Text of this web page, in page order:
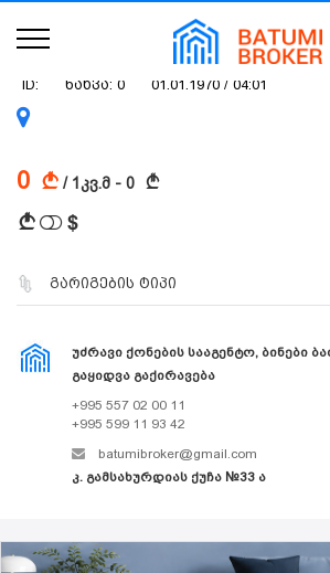
ID: ნახვა: 0 01.01.1970 / 04:01
0 A / 1კვ.მ - 0 A
A $
გარიგების ტიპი
ᲣᲫᲠᲐᲕᲘ ᲥᲝᲜᲔᲑᲘᲡ ᲡᲐᲐᲒᲔᲜᲢᲝ, ᲑᲘᲜᲔᲑᲘ
ᲒᲐᲧᲘᲓᲕᲐ ᲒᲐᲥᲘᲠᲐᲕᲔᲑᲐ
+995 557 02 00 11
+995 599 11 93 42
batumibroker@gmail.com
კ. გამსახურდიას ქუჩა №33 ა